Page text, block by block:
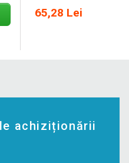
65,28 Lei
achiziționării